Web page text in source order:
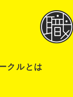
クルとは